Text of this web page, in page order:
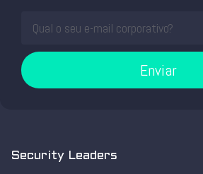
Enviar
Security Leaders